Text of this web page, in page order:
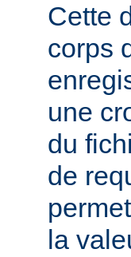
Cette
corps
une
du
de
la